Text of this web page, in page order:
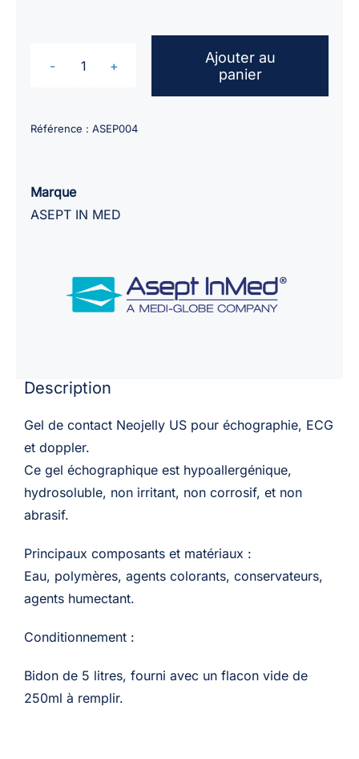
quantité
Gel
Neojelly
cubitainer
de
Ajouter au
panier
Référence : ASEP004
Marque
ASEPT IN MED
Description
Gel de contact Neojelly US pour échographie, ECG
et doppler.
Ce gel échographique est hypoallergénique,
hydrosoluble, non irritant, non corrosif, et non
abrasif.
Principaux composants et matériaux :
Eau, polymères, agents colorants, conservateurs,
agents humectant.
Conditionnement :
Bidon de 5 litres, fourni avec un flacon vide de
250ml à remplir.